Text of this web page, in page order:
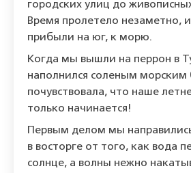
городских улиц до
Время пролетело незаметно,
прибыли на юг, к морю.
Когда мы вышли на перрон в
наполнился соленым морским
почувствовала, что наше
только начинается!
Первым делом мы
в восторге от того, как вода
солнце, а волны нежно